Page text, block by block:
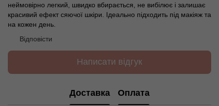
неймовірно легкий, швидко вбирається, не вибілює і залишає
красивий ефект сяючої шкіри. Ідеально підходить під макіяж та
на кожен день.
Відповісти
Написати відгук
Доставка Оплата